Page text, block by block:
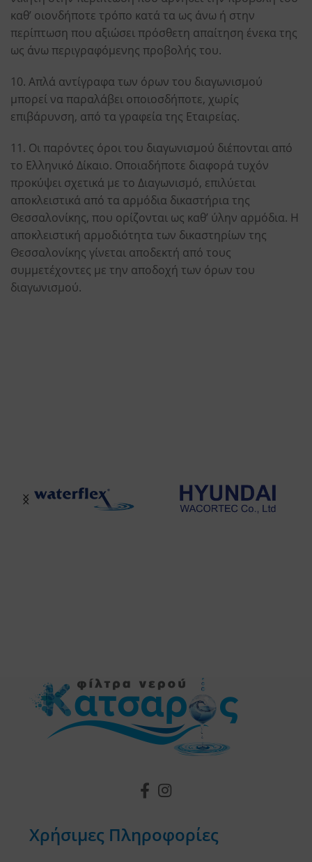
καθ’ οιονδήποτε τρόπο κατά τα ως άνω ή στην
περίπτωση που αξιώσει πρόσθετη απαίτηση ένεκα της
ως άνω περιγραφόμενης προβολής του.
10. Απλά αντίγραφα των όρων του διαγωνισμού
μπορεί να παραλάβει οποιοσδήποτε, χωρίς
επιβάρυνση, από τα γραφεία της Εταιρείας.
11. Οι παρόντες όροι του διαγωνισμού διέπονται από
το Ελληνικό Δίκαιο. Οποιαδήποτε διαφορά τυχόν
προκύψει σχετικά με το Διαγωνισμό, επιλύεται
αποκλειστικά από τα αρμόδια δικαστήρια της
Θεσσαλονίκης, που ορίζονται ως καθ’ ύλην αρμόδια. Η
αποκλειστική αρμοδιότητα των δικαστηρίων της
Θεσσαλονίκης γίνεται αποδεκτή από τους
συμμετέχοντες με την αποδοχή των όρων του
διαγωνισμού.
Χρήσιμες Πληροφορίες